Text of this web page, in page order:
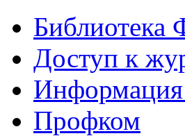
Доступ к
Профком